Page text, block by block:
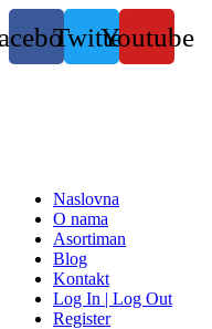
Skočite
na
sadržaj
TwitterYoutube
Naslovna
O nama
Asortiman
Blog
Kontakt
Log In | Log Out
Register